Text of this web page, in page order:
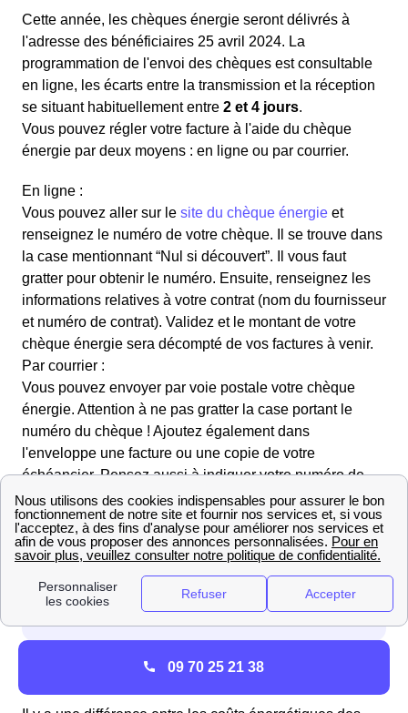
Cette année, les chèques énergie seront délivrés à
l'adresse des bénéficiaires 25 avril 2024. La
programmation de l'envoi des chèques est consultable
en ligne, les écarts entre la transmission et la réception
se situant habituellement entre 2 et 4 jours.
Vous pouvez régler votre facture à l'aide du chèque
énergie par deux moyens : en ligne ou par courrier.
En ligne :
Vous pouvez aller sur le site du chèque énergie et
renseignez le numéro de votre chèque. Il se trouve dans
la case mentionnant “Nul si découvert”. Il vous faut
gratter pour obtenir le numéro. Ensuite, renseignez les
informations relatives à votre contrat (nom du fournisseur
et numéro de contrat). Validez et le montant de votre
chèque énergie sera décompté de vos factures à venir.
Par courrier :
Vous pouvez envoyer par voie postale votre chèque
énergie. Attention à ne pas gratter la case portant le
numéro du chèque ! Ajoutez également dans
l'enveloppe une facture ou une copie de votre
échéancier. Pensez aussi à indiquer votre numéro de
contrat au dos du chèque.
Pourquoi le budget énergie n'est pas le même entre
09 70 25 21 38